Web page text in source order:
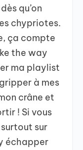
qu’on
chypriotes.
ça compte
the way
ma playlist
à mes
crâne et
! Si vous
sur
échapper